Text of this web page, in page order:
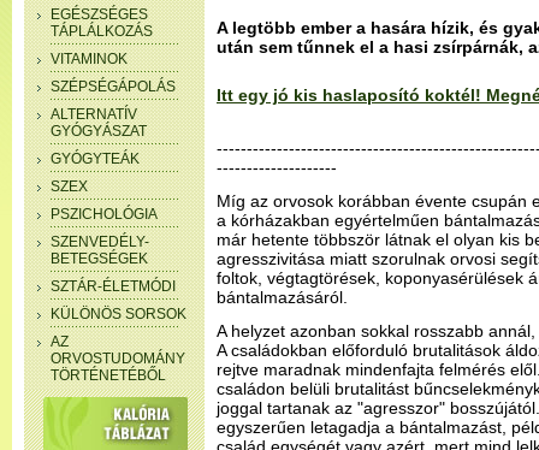
EGÉSZSÉGES
TÁPLÁLKOZÁS
VITAMINOK
SZÉPSÉGÁPOLÁS
ALTERNATÍV
GYÓGYÁSZAT
GYÓGYTEÁK
SZEX
PSZICHOLÓGIA
SZENVEDÉLY-
BETEGSÉGEK
SZTÁR-ÉLETMÓDI
KÜLÖNÖS SORSOK
AZ
ORVOSTUDOMÁNY
TÖRTÉNETÉBŐL
A legtöbb ember a hasára hízik, és
után sem tűnnek el a hasi zsírpárnák,
Itt egy jó kis haslaposító koktél!
--------------------
Míg az orvosok korábban évente csupán
a kórházakban egyértelműen
már hetente többször látnak el olyan kis
agresszivitása miatt szorulnak orvosi
foltok, végtagtörések, koponyasérülések
bántalmazásáról.
A helyzet azonban sokkal rosszabb
A családokban előforduló brutalitások
rejtve maradnak mindenfajta felmérés
családon belüli brutalitást
joggal tartanak az "agresszor"
egyszerűen letagadja a bántalmazást,